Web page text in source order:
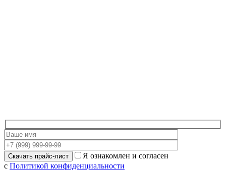
Я ознакомлен и согласен
с Политикой конфиденциальности